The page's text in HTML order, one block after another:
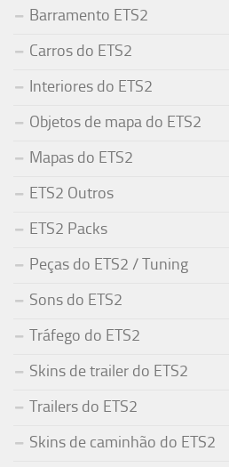
Barramento ETS2
Carros do ETS2
Interiores do ETS2
Objetos de mapa do ETS2
Mapas do ETS2
ETS2 Outros
ETS2 Packs
Peças do ETS2 / Tuning
Sons do ETS2
Tráfego do ETS2
Skins de trailer do ETS2
Trailers do ETS2
Skins de caminhão do ETS2